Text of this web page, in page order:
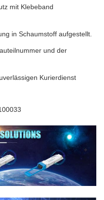
mit Klebeband
in Schaumstoff aufgestellt.
und der
Kurierdienst